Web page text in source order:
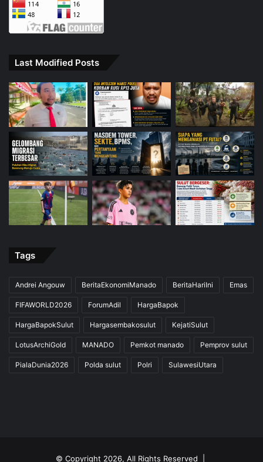
Last Modified Posts
Tags
Andrei Angouw BeritaEkonomiManado BeritaHariIni Emas
FIFAWORLD2026 ForumAdil HargaBapok
HargaBapokSulut Hargasembakosulut KejatiSulut
LotusArchiGold MANADO Pemkot manado Pemprov sulut
PialaDunia2026 Polda sulut Polri SulawesiUtara
© Copyright 2026, All Rights Reserved |